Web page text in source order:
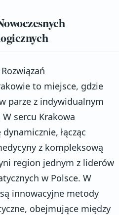
to miejsce, gdzie
parze z indywidualnym
sercu Krakowa
łącząc
z kompleksową
region jednym z liderów
w Polsce. W
innowacyjne metody
obejmujące między